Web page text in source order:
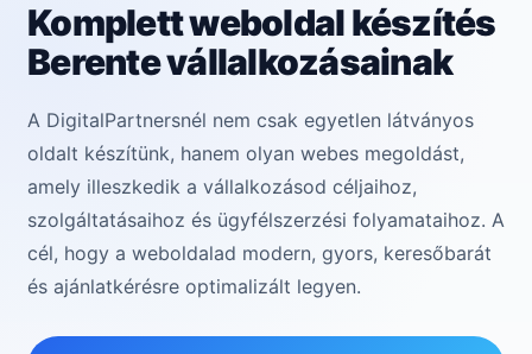
Komplett weboldal készítés
Berente vállalkozásainak
A DigitalPartnersnél nem csak egyetlen látványos
oldalt készítünk, hanem olyan webes megoldást,
amely illeszkedik a vállalkozásod céljaihoz,
szolgáltatásaihoz és ügyfélszerzési folyamataihoz. A
cél, hogy a weboldalad modern, gyors, keresőbarát
és ajánlatkérésre optimalizált legyen.